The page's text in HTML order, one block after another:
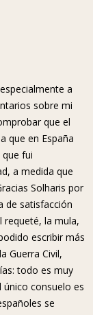
a
sobre mi
que el
que en España
que fui
a medida que
Solharis por
de satisfacción
requeté, la mula,
escribir más
Guerra Civil,
todo es muy
consuelo es
se